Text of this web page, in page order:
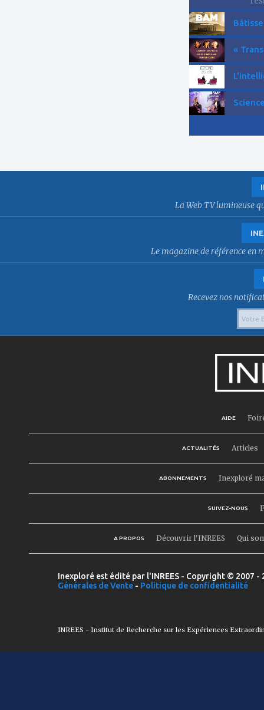
«
La Web TV lumineuse
Le magazine de référence en
Recevez nos
AIDE
ACTUALITÉS Articles
ABONNEMENTS Inexploré
SUIVEZ-NOUS
A PROPOS Découvrir l'INREES Qui
Inexploré est édité par l'INREES - Copyright © 2007
Générales de Vente - Politique de confidentialité
INREES - Institut de Recherche sur les Expériences